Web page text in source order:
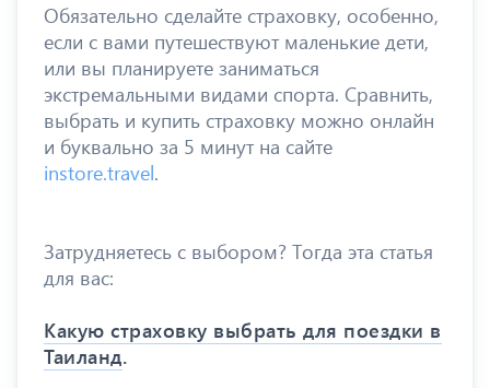
Обязательно сделайте страховку, особенно,
если с вами путешествуют маленькие дети,
или вы планируете заниматься
экстремальными видами спорта. Сравнить,
выбрать и купить страховку можно онлайн
и буквально за 5 минут на сайте
instore.travel.
Затрудняетесь с выбором? Тогда эта статья
для вас:
Какую страховку выбрать для поездки в
Таиланд.